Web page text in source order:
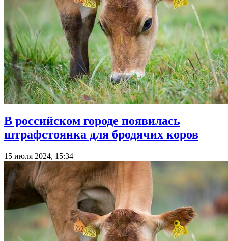
В российском городе появилась
штрафстоянка для бродячих коров
15 июля 2024, 15:34